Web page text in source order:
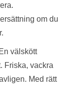
om du
välskött
Friska, vackra
Med rätt